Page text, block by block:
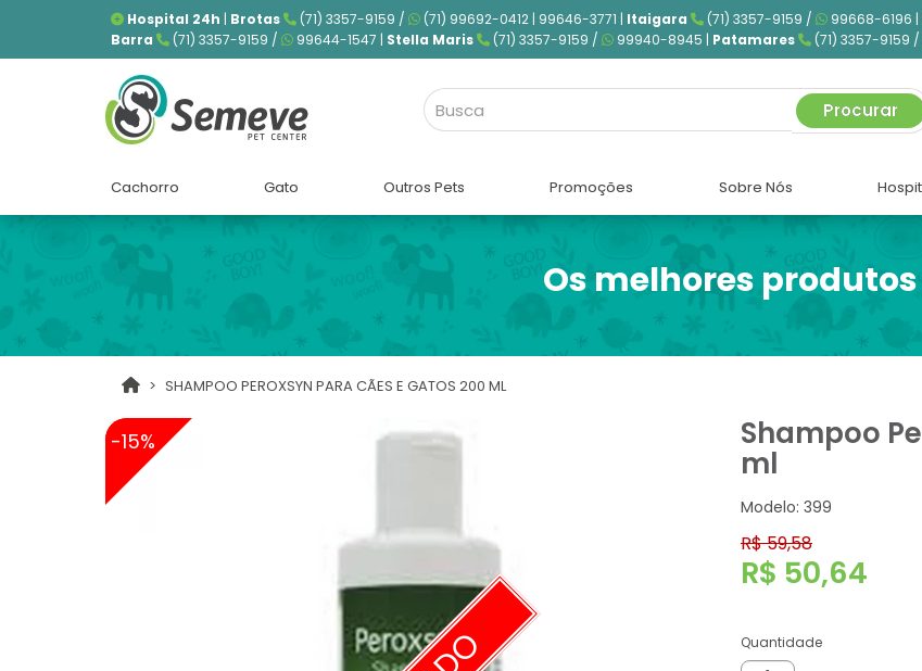
Hospital 24h | Brotas (71) 3357-9159 / (71) 99692-0412 | 99646-3771 | Itaigara (71) 3357-9159 /
99668-6196
Barra
(71) 3357-9159 / 99644-1547 | Stella Maris (71) 3357-9159 / 99940-8945 | Patamares (71) 3357-9159 /
Procurar
Cachorro Gato Outros Pets Promoções Sobre Nós
Os melhores produtos
SHAMPOO PEROXSYN PARA CÃES E GATOS 200 ML
-15% Shampoo
ml
Modelo: 399
R$ 59,58
R$ 50,64
Quantidade